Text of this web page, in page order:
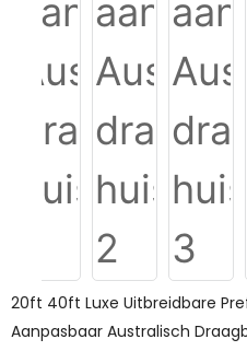
20ft 40ft Luxe Uitbreidbare
Aanpasbaar Australisch